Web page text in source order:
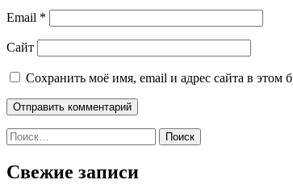
Email *
Сайт
Сохранить моё имя, email и адрес сайта в этом
Найти:
Свежие записи